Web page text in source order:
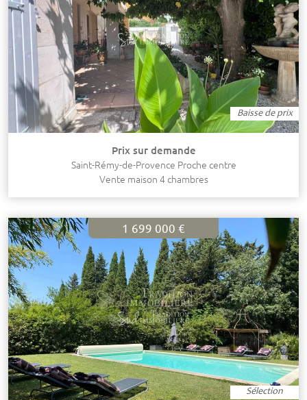
Baisse de prix
Prix sur demande
Saint-Rémy-de-Provence Proche centre
Vente maison 4 chambres
1 699 000 €
Sélection